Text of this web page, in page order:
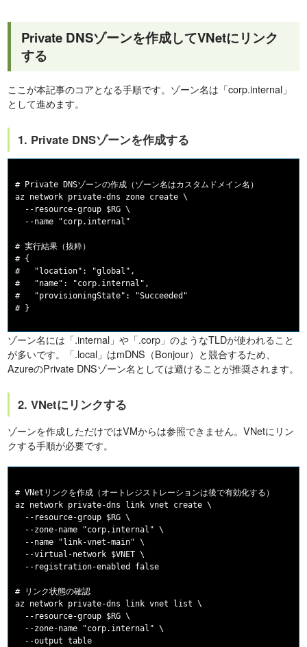
Private DNSゾーンを作成してVNetにリンク
する
ここが本記事のコアとなる手順です。ゾーン名は「corp.internal」
として進めます。
1. Private DNSゾーンを作成する
# Private DNSゾーンの作成（ゾーン名はカスタムドメイン名）
az network private-dns zone create \
  --resource-group $RG \
  --name "corp.internal"
# 実行結果（抜粋）
# {
#   "location": "global",
#   "name": "corp.internal",
#   "provisioningState": "Succeeded"
ゾーン名には「.internal」や「.corp」のようなTLDが使われること
が多いです。「.local」はmDNS（Bonjour）と競合するため、
AzureのPrivate DNSゾーン名としては避けることが推奨されます。
2. VNetにリンクする
ゾーンを作成しただけではVMからは参照できません。VNetにリン
クする手順が必要です。
# VNetリンクを作成（オートレジストレーションは後で有効化する）
az network private-dns link vnet create \
  --resource-group $RG \
  --zone-name "corp.internal" \
  --name "link-vnet-main" \
  --virtual-network $VNET \
  --registration-enabled false
# リンク状態の確認
az network private-dns link vnet list \
  --resource-group $RG \
  --zone-name "corp.internal" \
  --output table